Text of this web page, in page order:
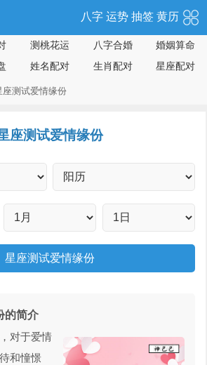
八字 运势 抽签 黄历
测桃花运 八字合婚
婚姻算命
姓名配对 生肖配对 星座配对
座测试爱情缘份
座测试爱情缘份
星座测试爱情缘份
的简介
对于爱情
和憧憬